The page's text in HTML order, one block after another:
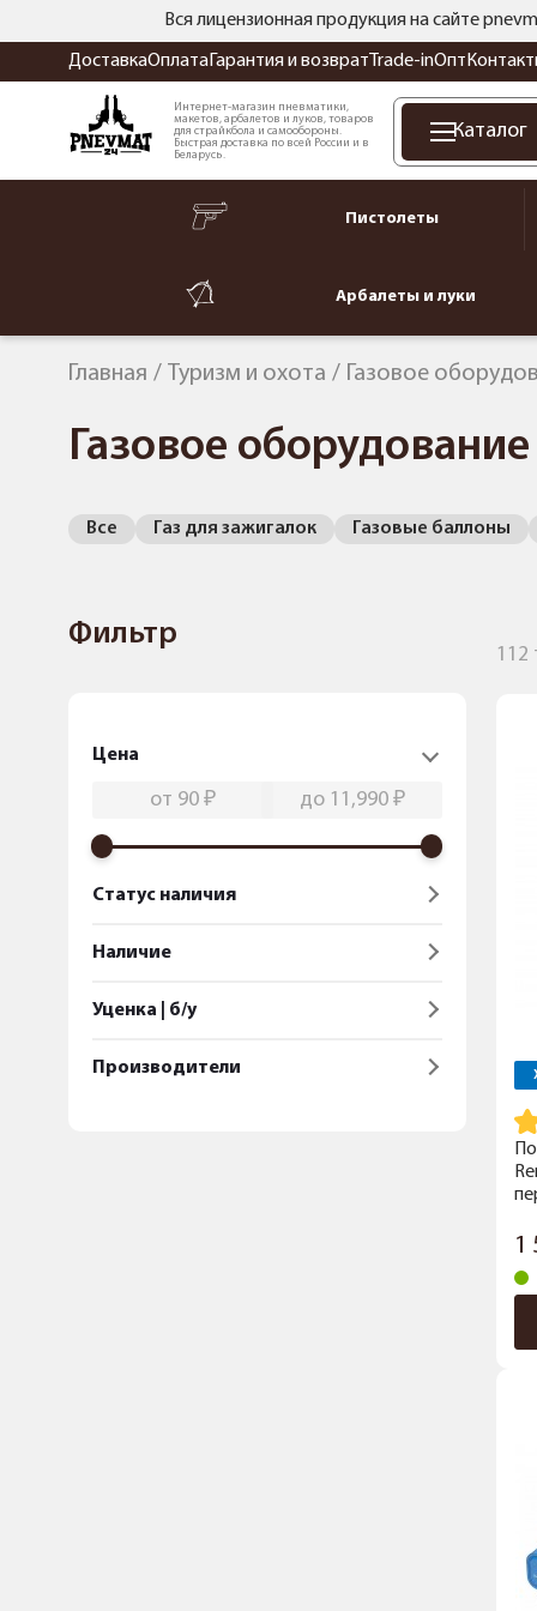
Вся лицензионная продукция на сайте
ДоставкаОплата Гарантия и возврат Trade-inОпт
Интернет-магазин пневматики,
макетов, арбалетов и луков, товаров
для страйкбола и самообороны.
Быстрая доставка по всей России и в
Беларусь.
Каталог
Пистолеты
Арбалеты и луки
Главная Туризм и охота Газовое
Газовое оборудование
Все Газ для зажигалок Газовые баллоны
Фильтр
Цена
Статус наличия
Наличие
Уценка | б/у
Производители
112
1